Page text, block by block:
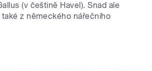
(v češtině Havel). Snad ale
z německého nářečního